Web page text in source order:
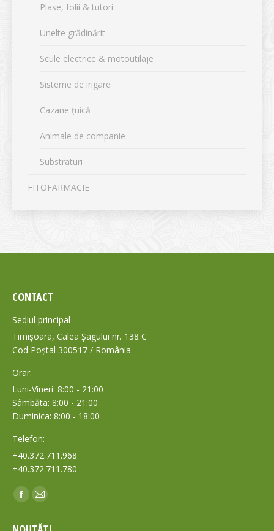
Plase, folii & tutori
Unelte grădinărit
Scule electrice & motoutilaje
Sisteme de irigare
Cazane țuică
Animale de companie
Substraturi
FITOFARMACIE
CONTACT
Sediul principal
Timișoara, Calea Șagului nr. 138 C
Cod Poștal 300517 / România
Orar:
Luni-Vineri: 8:00 - 21:00
Sâmbăta: 8:00 - 21:00
Duminica: 8:00 - 18:00
Telefon:
+40.372.711.968
+40.372.711.780
Find us on:
Facebook
Mail